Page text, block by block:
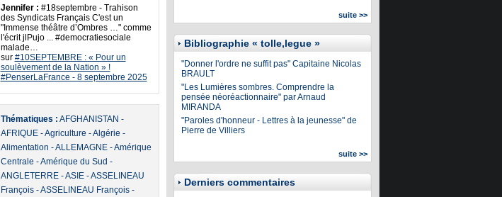
Jennifer : #18septembre - Trahison
des Syndicats Français C'est un
"Immense théâtre d’Ombres …" comme
l'écrit jlPujo ... #democratiesociale
malade…
sur #10SEPTEMBRE : « Pour un
soulèvement de la Nation » !
#PenserLaFrance - 8 septembre 2025
Thématiques : AFGHANISTAN -
AFRIQUE-Agriculture -Algérie -
Alimentation -ALLEMAGNE-Amérique
Centrale -Amérique du Sud -
ANGLETERRE-ASIE-ASSELINEAU
François-ASSELINEAU François-
suite >>
Bibliographie « tolle,legue »
"Donner l'ordre ne suffit pas" Capitaine Nicolas
BRAULT
"Les Lumières sombres. Comprendre la
pensée néoréactionnaire" par Arnaud
MIRANDA
"Paroles d'honneur - Lettres à la jeunesse" de
Pierre de Villiers
suite >>
Derniers commentaires